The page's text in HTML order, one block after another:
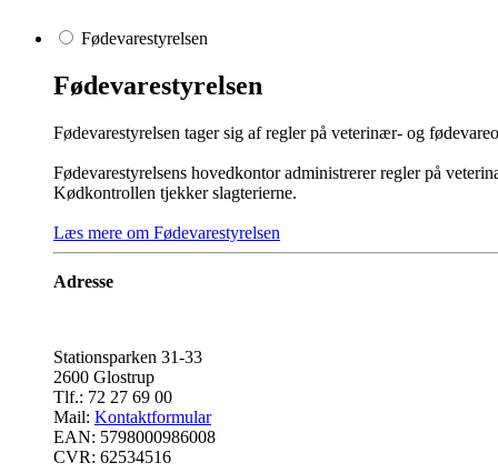
Fødevarestyrelsen
Fødevarestyrelsen
Fødevarestyrelsen tager sig af regler på veterinær- og
Fødevarestyrelsen​​s hovedkontor administrerer regler på
Kødkontrollen tjekker slagterierne.​​
Læs mere om Fødevarestyrelsen
Adresse
​Stationsparken 31-33
2600 Glostrup
Tlf.: 72 27 69 00
Mail: Kontaktformular
EAN: 5798000986008
CVR: 62534516